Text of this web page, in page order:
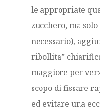
le appropriate
zucchero, ma
necessario),
ribollita”
maggiore per
scopo di fissare
ed evitare una